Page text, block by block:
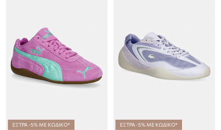
ΕΞΤΡΑ -5% ΜΕ ΚΩΔΙΚΟ* ΕΞΤΡΑ -5% ΜΕ ΚΩΔΙΚΟ*